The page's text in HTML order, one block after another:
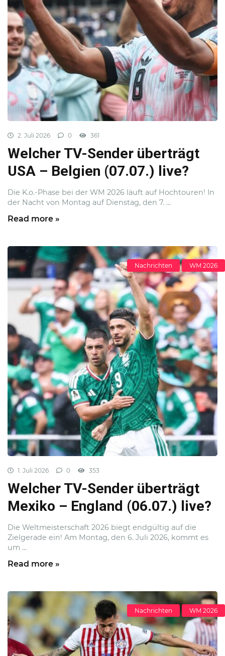
2. Juli 2026 0 361
Welcher TV-Sender überträgt
USA – Belgien (07.07.) live?
Die K.o.-Phase bei der WM 2026 läuft auf Hochtouren! In
der Nacht von Montag auf Dienstag, den 7. ...
Read more »
Nachrichten WM 2026
1. Juli 2026 0 353
Welcher TV-Sender überträgt
Mexiko – England (06.07.) live?
Die Weltmeisterschaft 2026 biegt endgültig auf die
Zielgerade ein! Am Montag, den 6. Juli 2026, kommt es
um ...
Read more »
Nachrichten WM 2026